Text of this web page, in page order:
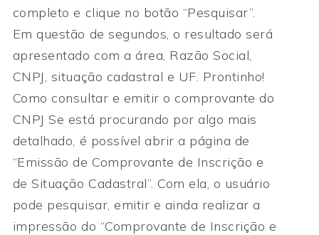
completo e clique no botão “Pesquisar”.
Em questão de segundos, o resultado será
apresentado com a área, Razão Social,
CNPJ, situação cadastral e UF. Prontinho!
Como consultar e emitir o comprovante do
CNPJ Se está procurando por algo mais
detalhado, é possível abrir a página de
“Emissão de Comprovante de Inscrição e
de Situação Cadastral”. Com ela, o usuário
pode pesquisar, emitir e ainda realizar a
impressão do “Comprovante de Inscrição e